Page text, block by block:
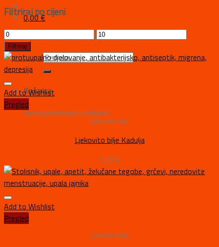
0,00€
Nema proizvoda u košarici.
Košarica
Nema proizvoda u košarici.
Filtriraj po cijeni
Filtriraj
Add to Wishlist
Pregled
Ljekovito bilje
Ljekovito bilje Kadulja
1,70 €
Add to Wishlist
Pregled
Ljekovito bilje